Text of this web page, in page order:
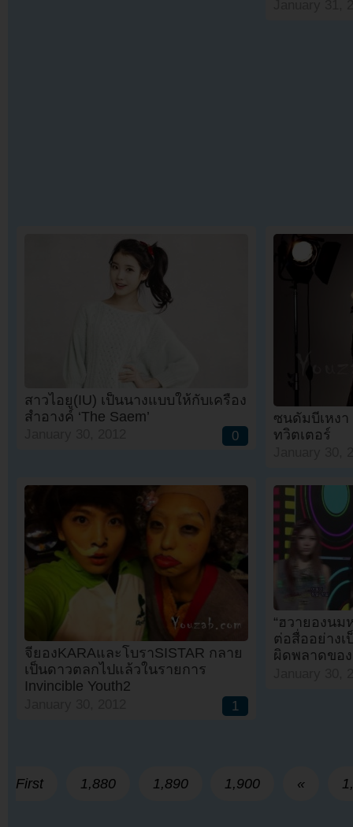
สาวไอยู(IU) เป็นนางแบบให้กับเครื่อง
สำอางค์ ‘The Saem’
0
ซนดัมบีเหง
ทวิตเตอร์
จียองKARAและโบราSISTAR กลาย
เป็นดาวตลกไปแล้วในรายการ
Invincible Youth2
1
“ฮวายองนม
ต่อสื่ออย่างเ
ผิดพลาดของ
First 1,880 1,890 1,900 «